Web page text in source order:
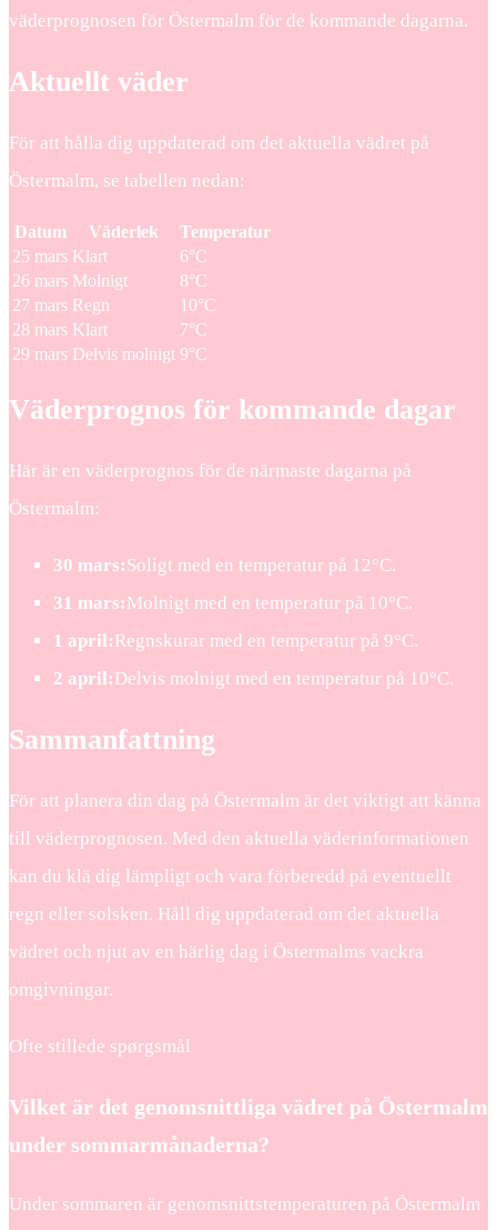
väderprognosen för Östermalm för de kommande dagarna.
Aktuellt väder
För att hålla dig uppdaterad om det aktuella vädret på
Östermalm, se tabellen nedan:
Datum Väderlek
Temperatur
25 mars Klart
6°C
26 mars Molnigt
8°C
27 mars Regn
10°C
28 mars Klart
7°C
29 mars Delvis molnigt 9°C
Väderprognos för kommande dagar
Här är en väderprognos för de närmaste dagarna på
Östermalm:
30 mars:Soligt med en temperatur på 12°C.
31 mars:Molnigt med en temperatur på 10°C.
1 april:Regnskurar med en temperatur på 9°C.
2 april:Delvis molnigt med en temperatur på 10°C.
Sammanfattning
För att planera din dag på Östermalm är det viktigt att känna
till väderprognosen. Med den aktuella väderinformationen
kan du klä dig lämpligt och vara förberedd på eventuellt
regn eller solsken. Håll dig uppdaterad om det aktuella
vädret och njut av en härlig dag i Östermalms vackra
omgivningar.
Ofte stillede spørgsmål
Vilket är det genomsnittliga vädret på Östermalm
under sommarmånaderna?
Under sommaren är genomsnittstemperaturen på Östermalm